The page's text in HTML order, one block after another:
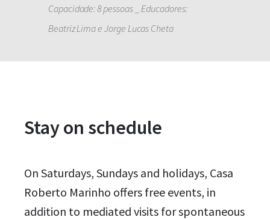
Capacidade: 8 pessoas _ Educadores:
Beatriz Lima e Jorge Lucas Cheta
Stay on schedule
On Saturdays, Sundays and holidays, Casa
Roberto Marinho offers free events, in
addition to mediated visits for spontaneous